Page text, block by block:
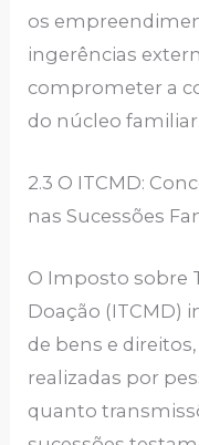
os
ingerências
comprometer a
do núcleo familiar.
2.3 O ITCMD:
nas Sucessões
O Imposto sobre
Doação (ITCMD)
de bens e
realizadas por
quanto